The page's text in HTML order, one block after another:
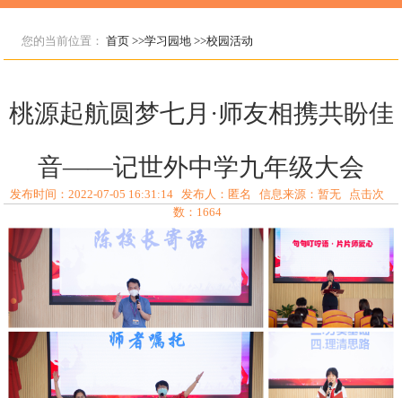
您的当前位置：首页 >>学习园地 >>校园活动
桃源起航圆梦七月·师友相携共盼佳
音——记世外中学九年级大会
发布时间：2022-07-05 16:31:14 发布人：匿名 信息来源：暂无 点击次
数： 1664